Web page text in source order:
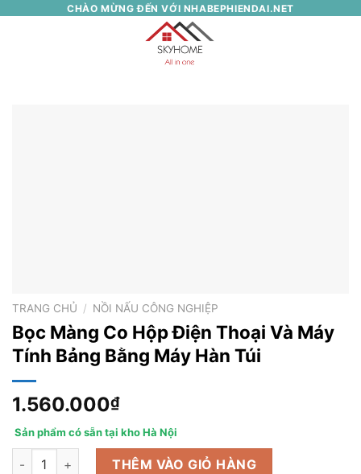
CHÀO MỪNG ĐẾN VỚI NHABEPHIENDAI.NET
TRANG CHỦ / NỒI NẤU CÔNG NGHIỆP
Bọc Màng Co Hộp Điện Thoại Và Máy
Tính Bảng Bằng Máy Hàn Túi
1.560.000₫
Sản phẩm có sẵn tại kho Hà Nội
Bọc Màng Co Hộp Điện Thoại Và Máy Tính Bảng Bằng Máy
THÊM VÀO GIỎ HÀNG